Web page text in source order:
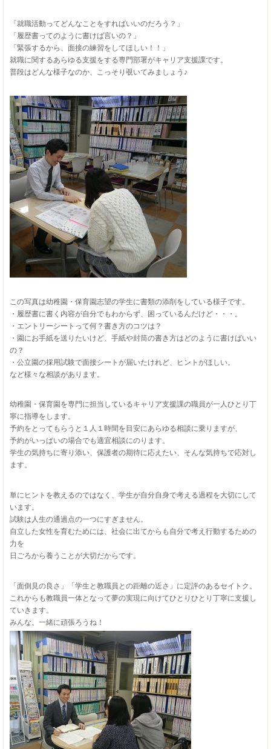
「就職活動ってどんなことをすればいいのだろう？」
「履歴書ってのように書けば言いの？」
「緊張するから、面接の練習をしてほしい！！」
就職に関するあらゆる支援をする専門部署がキャリア支援課です。
普段はどんな様子なのか、こっそり覗いてみましょう♪
この写真は幼稚園・保育園志望の学生に書類の添削をしている様子です。
・履歴書に書く内容が自分でもわからず、困っているんだけど・・・。
・エントリーシートって何？書き方のコツは？
・園にお手紙を送りたいけど、手紙や封筒の書き方はどのように書けばいい
の？
・公立園の採用試験で面接シートが届いたけれど、ヒントがほしい。
など様々な相談があります。
幼稚園・保育園を専門に担当しているキャリア支援課の職員が一人ひとり丁
寧に指導をします。
予約をとってもらうと１人１時間を目安にあらゆる相談に乗りますが、
予約がいっぱいの場合でも適宜相談にのります。
学生の気持ちに寄り添い、保護者の期待に応えたい、そんな気持ちで応対し
ます。
単にヒントを教えるのではなく、学生が自分自身で考える過程を大切にして
います。
試験は人生の通過点の一つにすぎません。
自立した女性を育むためには、社会に出てからも自分で考え行動するための
力を
日ごろから養うことが大切だからです。
「面倒見の良さ」「学生と教職員との距離の近さ」に定評のあるセイトク。
これからも教職員一体となって夢の実現に向けてひとりひとり丁寧に支援し
ていきます。
みんな、一緒に頑張ろうね！